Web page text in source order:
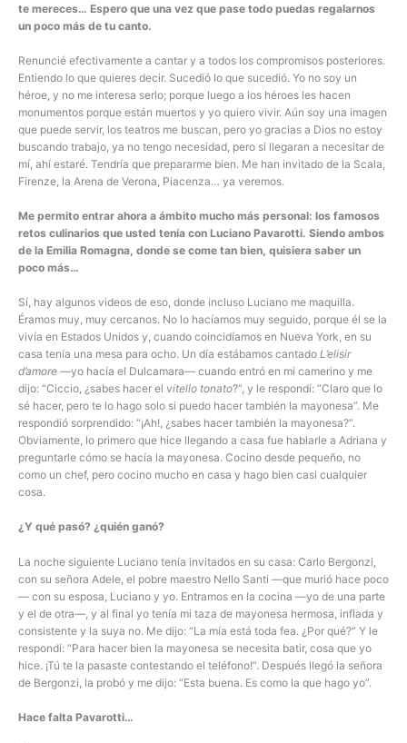
te mereces… Espero que una vez que pase todo puedas regalarnos
un poco más de tu canto.
Renuncié efectivamente a cantar y a todos los compromisos posteriores.
Entiendo lo que quieres decir. Sucedió lo que sucedió. Yo no soy un
héroe, y no me interesa serlo; porque luego a los héroes les hacen
monumentos porque están muertos y yo quiero vivir. Aún soy una imagen
que puede servir, los teatros me buscan, pero yo gracias a Dios no estoy
buscando trabajo, ya no tengo necesidad, pero si llegaran a necesitar de
mí, ahí estaré. Tendría que prepararme bien. Me han invitado de la Scala,
Firenze, la Arena de Verona, Piacenza… ya veremos.
Me permito entrar ahora a ámbito mucho más personal: los famosos
retos culinarios que usted tenía con Luciano Pavarotti. Siendo ambos
de la Emilia Romagna, donde se come tan bien, quisiera saber un
poco más…
Sí, hay algunos videos de eso, donde incluso Luciano me maquilla.
Éramos muy, muy cercanos. No lo hacíamos muy seguido, porque él se la
vivía en Estados Unidos y, cuando coincidíamos en Nueva York, en su
casa tenía una mesa para ocho. Un día estábamos cantado L’elisir
d’amore —yo hacía el Dulcamara— cuando entró en mi camerino y me
dijo: “Ciccio, ¿sabes hacer el vitello tonato?”, y le respondí: “Claro que lo
sé hacer, pero te lo hago solo si puedo hacer también la mayonesa”. Me
respondió sorprendido: “¡Ah!, ¿sabes hacer también la mayonesa?”.
Obviamente, lo primero que hice llegando a casa fue hablarle a Adriana y
preguntarle cómo se hacía la mayonesa. Cocino desde pequeño, no
como un chef, pero cocino mucho en casa y hago bien casi cualquier
cosa.
¿Y qué pasó? ¿quién ganó?
La noche siguiente Luciano tenía invitados en su casa: Carlo Bergonzi,
con su señora Adele, el pobre maestro Nello Santi —que murió hace poco
— con su esposa, Luciano y yo. Entramos en la cocina —yo de una parte
y el de otra—, y al final yo tenía mi taza de mayonesa hermosa, inflada y
consistente y la suya no. Me dijo: “La mía está toda fea. ¿Por qué?” Y le
respondí: “Para hacer bien la mayonesa se necesita batir, cosa que yo
hice. ¡Tú te la pasaste contestando el teléfono!”. Después llegó la señora
de Bergonzi, la probó y me dijo: “Esta buena. Es como la que hago yo”.
Hace falta Pavarotti…